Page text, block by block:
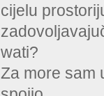
cijelu
wati?
Za more sam